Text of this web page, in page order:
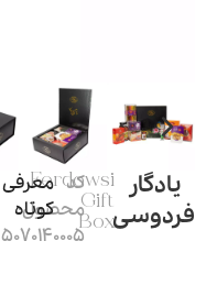
یادگار
فردوسی
Ferdowsi
Gift
Box
کد
محصول:
5070140005
معرفی
کوتاه